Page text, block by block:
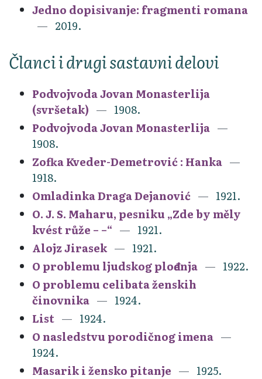
Jedno dopisivanje: fragmenti romana
2019.
Članci i drugi sastavni delovi
Podvojvoda Jovan Monasterlija
(svršetak)
1908.
Podvojvoda Jovan Monasterlija
1908.
Zofka Kveder-Demetrović : Hanka
1918.
Omladinka Draga Dejanović
1921.
O. J. S. Maharu, pesniku „Zde by měly
kvést růže – –“
1921.
Alojz Jirasek
1921.
O problemu ljudskog plođenja
1922.
O problemu celibata ženskih
činovnika
1924.
List
1924.
O nasledstvu porodičnog imena
1924.
Masarik i žensko pitanje
1925.